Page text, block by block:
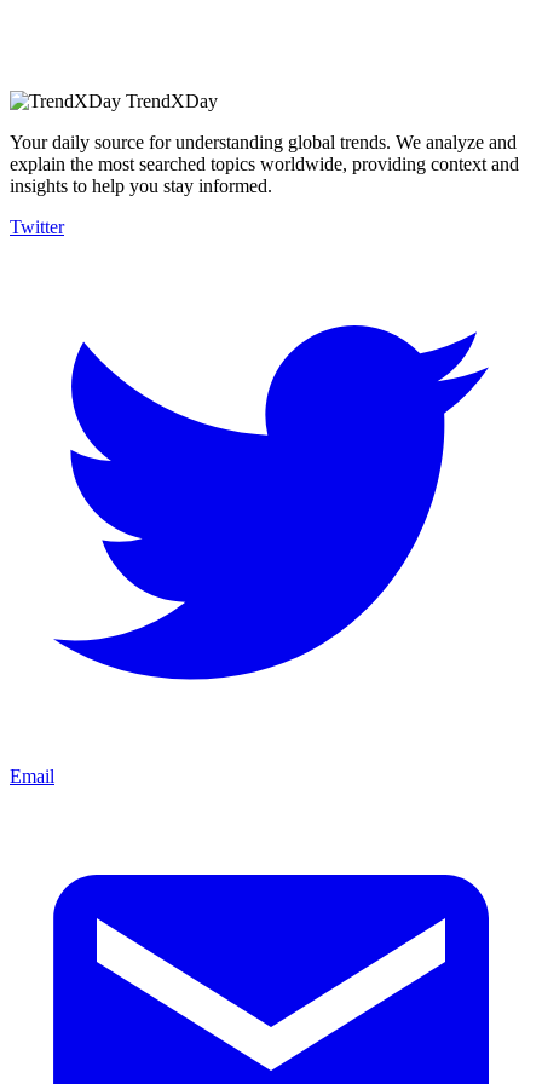
TrendXDay
Your daily source for understanding global trends. We analyze and
explain the most searched topics worldwide, providing context and
insights to help you stay informed.
Twitter
Email